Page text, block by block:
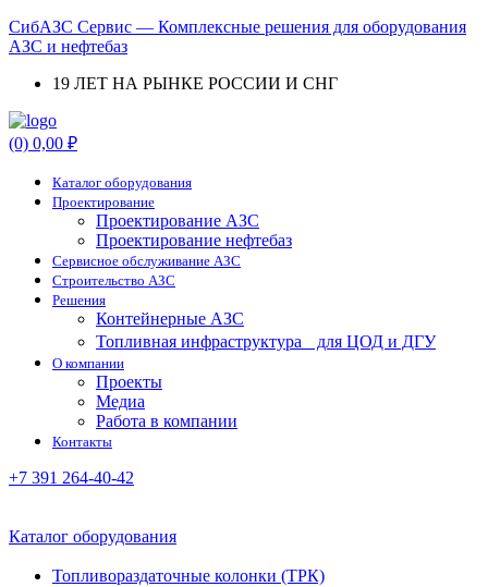
СибАЗС Сервис — Комплексные решения для оборудования
АЗС и нефтебаз
19 ЛЕТ НА РЫНКЕ РОССИИ И СНГ
Menu
(0) 0,00 ₽
Каталог оборудования
Проектирование
Проектирование АЗС
Проектирование нефтебаз
Cервисное обслуживание АЗС
Строительство АЗС
Решения
Контейнерные АЗС
Топливная инфраструктура для ЦОД и ДГУ
О компании
Проекты
Медиа
Работа в компании
Контакты
+7 391 264-40-42
Каталог оборудования
Топливораздаточные колонки (ТРК)